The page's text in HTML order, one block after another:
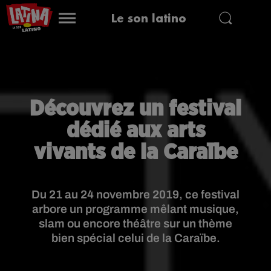
Le son latino
Découvrez un festival
dédié aux arts
vivants de la Caraïbe
Du 21 au 24 novembre 2019, ce festival
arbore un programme mêlant musique,
slam ou encore théâtre sur un thème
bien spécial celui de la Caraïbe.